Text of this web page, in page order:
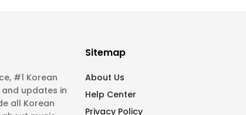
#1 Korean
updates in
all Korean
Sitemap
About Us
Help Center
Privacy Policy